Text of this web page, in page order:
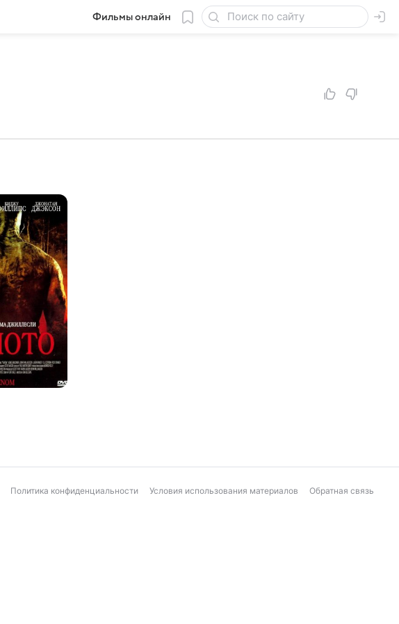
Фильмы онлайн
Политика конфиденциальности Условия использования материалов Обратная связь